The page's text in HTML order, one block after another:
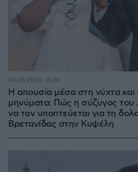
Η απουσία μέσα στη νύχτα και
μηνύματα: Πώς η σύζυγος του
να τον υποπτεύεται για τη
Βρετανίδας στην Κυψέλη
06.08.2026, 15:36